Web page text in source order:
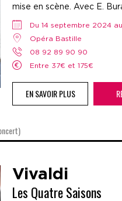
mise en scène. Avec E.
Du 14 septembre 2024
Opéra Bastille
08 92 89 90 90
Entre 37€ et 175€
EN SAVOIR PLUS
Vivaldi
Les Quatre Saisons